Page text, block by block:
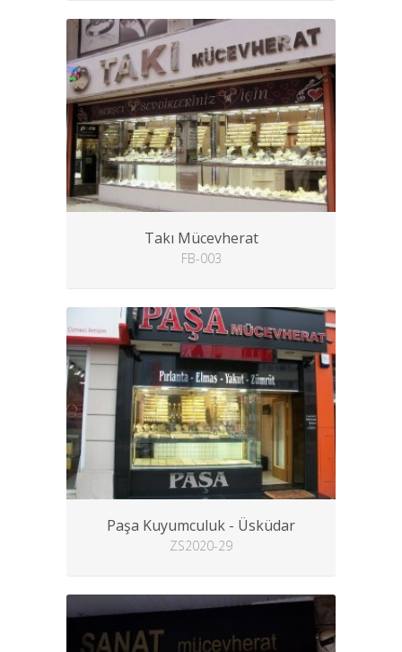
Takı Mücevherat
FB-003
Paşa Kuyumculuk - Üsküdar
ZS2020-29